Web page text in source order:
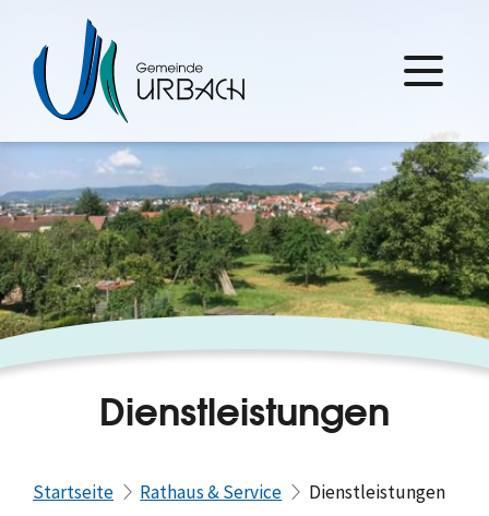
Dienstleistungen
Startseite Rathaus & Service Dienstleistungen